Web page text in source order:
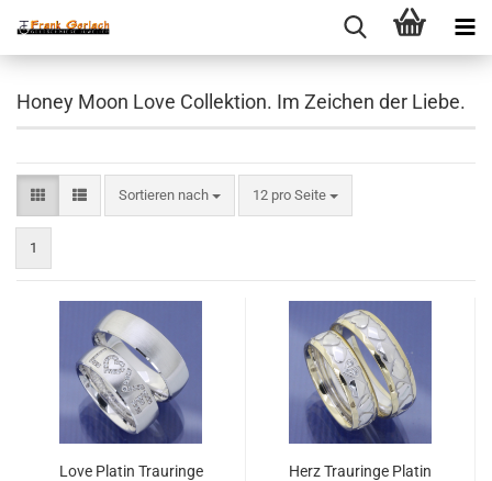
Honey Moon Love Collektion. Im Zeichen der Liebe.
Sortieren nach
Sortieren nach 12 pro Seite
pro Seite
1
Love Platin Trauringe
Herz Trauringe Platin